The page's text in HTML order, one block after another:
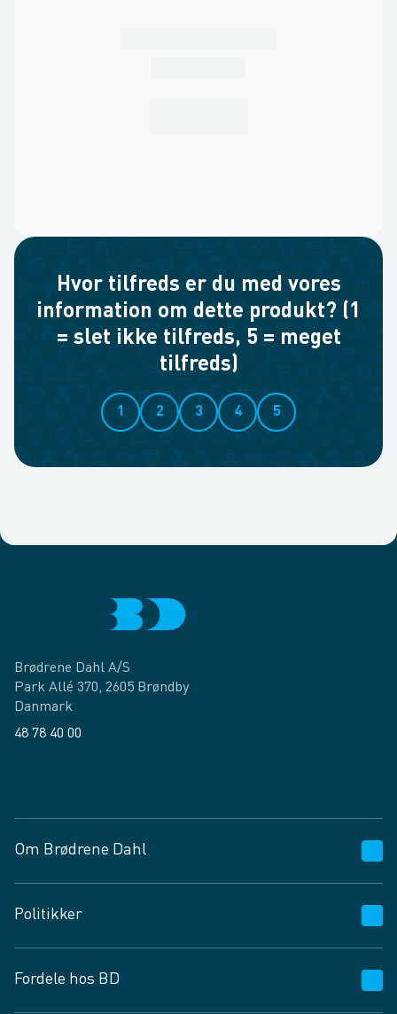
Hvor tilfreds er du med vores
information om dette produkt? (1
= slet ikke tilfreds, 5 = meget
tilfreds)
1 2 3 4 5
Brødrene Dahl A/S
Park Allé 370, 2605 Brøndby
Danmark
48 78 40 00
Om Brødrene Dahl
Vagttelefon 30 10 89 89
Spørgsmål og svar
Job og karriere
Politikker
Privatlivspolitik
Fordele hos BD